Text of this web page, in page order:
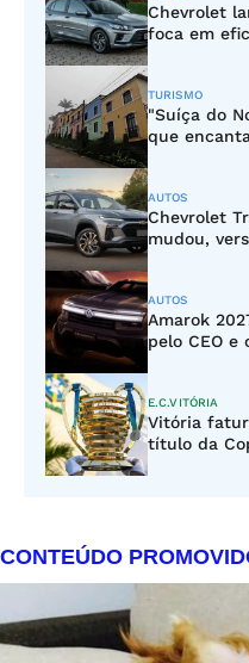
Chevrolet
foca em
TURISMO
"Suíça do
que
AUTOS
Chevrolet
mudou,
AUTOS
Amarok
pelo CEO e
E.C.VITÓRIA
Vitória
título da